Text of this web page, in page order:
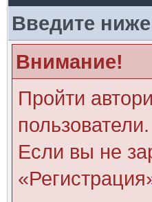
Введите
Внимание!
Пройти
пользователи.
Если вы не